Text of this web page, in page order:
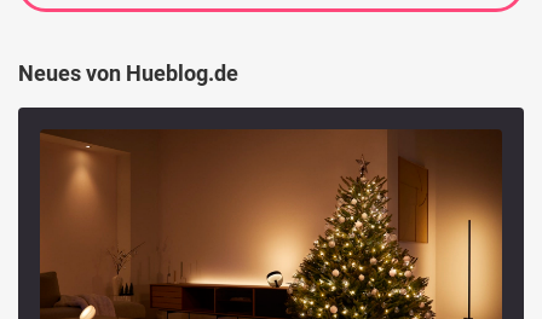
Neues von Hueblog.de